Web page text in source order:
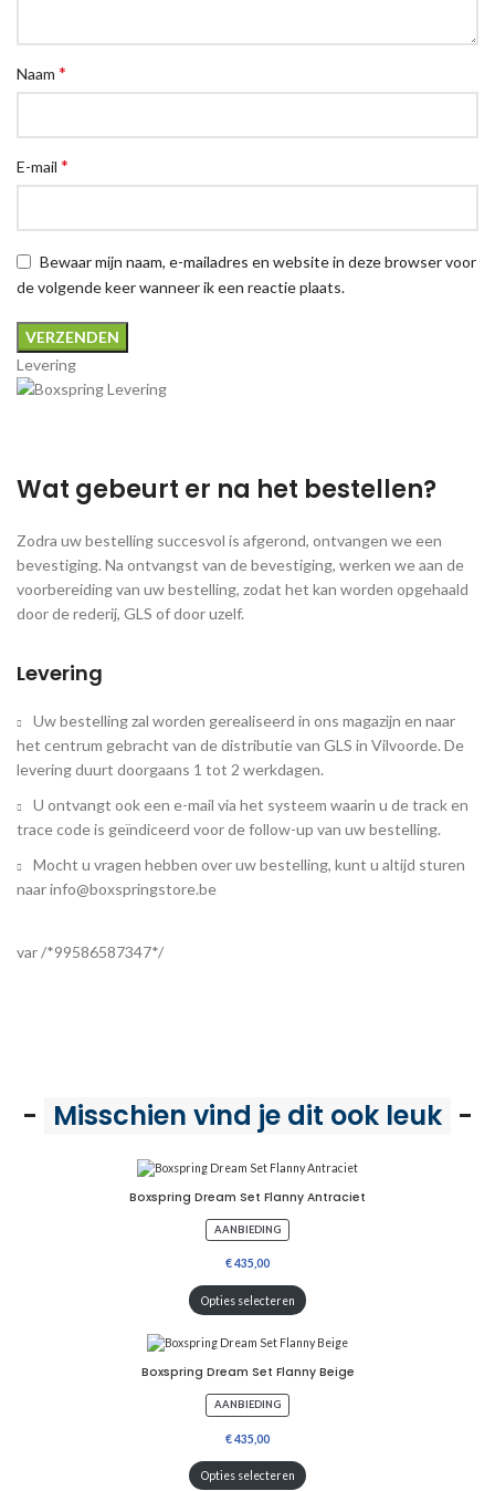
Naam *
E-mail *
Bewaar mijn naam, e-mailadres en website in deze browser voor
de volgende keer wanneer ik een reactie plaats.
Levering
Wat gebeurt er na het bestellen?
Zodra uw bestelling succesvol is afgerond, ontvangen we een
bevestiging. Na ontvangst van de bevestiging, werken we aan de
voorbereiding van uw bestelling, zodat het kan worden opgehaald
door de rederij, GLS of door uzelf.
Levering
Uw bestelling zal worden gerealiseerd in ons magazijn en naar
het centrum gebracht van de distributie van GLS in Vilvoorde. De
levering duurt doorgaans 1 tot 2 werkdagen.
U ontvangt ook een e-mail via het systeem waarin u de track en
trace code is geïndiceerd voor de follow-up van uw bestelling.
Mocht u vragen hebben over uw bestelling, kunt u altijd sturen
naar info@boxspringstore.be
var /*99586587347*/
- Misschien vind je dit ook leuk -
Boxspring Dream Set Flanny Antraciet
AANBIEDINGP
R
C
I
D
U
I
E
R
Opties selecteren
Boxspring Dream Set Flanny Beige
AANBIEDINGP
R
C
Opties selecteren